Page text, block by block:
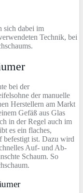
sich dabei im
Technik, bei
bei der
der manuelle
Herstellern am Markt
Gefäß aus Glas
in der Regel auch im
es ein flaches,
befestigt ist. Dazu wird
Auf- und Ab-
Schaum. So